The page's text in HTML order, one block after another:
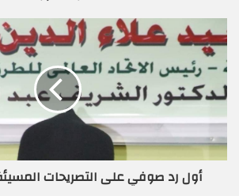
أول رد صوفي على التصريحات